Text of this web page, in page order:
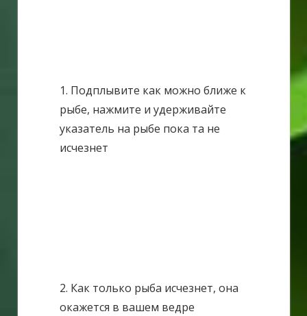
1. Подплывите как можно ближе к
рыбе, нажмите и удерживайте
указатель на рыбе пока та не
исчезнет
2. Как только рыба исчезнет, она
окажется в вашем ведре